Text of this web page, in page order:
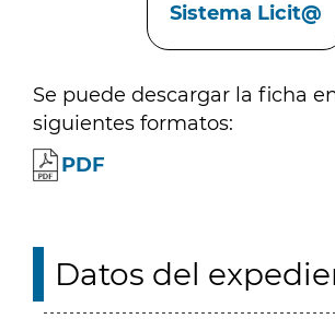
Sistema Licit@
Se puede descargar la ficha
siguientes formatos:
PDF
Datos del